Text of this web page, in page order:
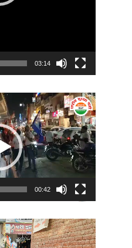
03:14
00:42